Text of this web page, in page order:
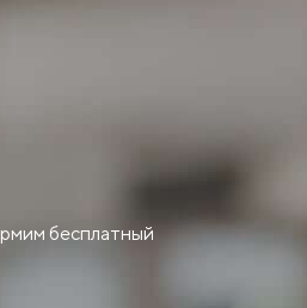
бесплатный